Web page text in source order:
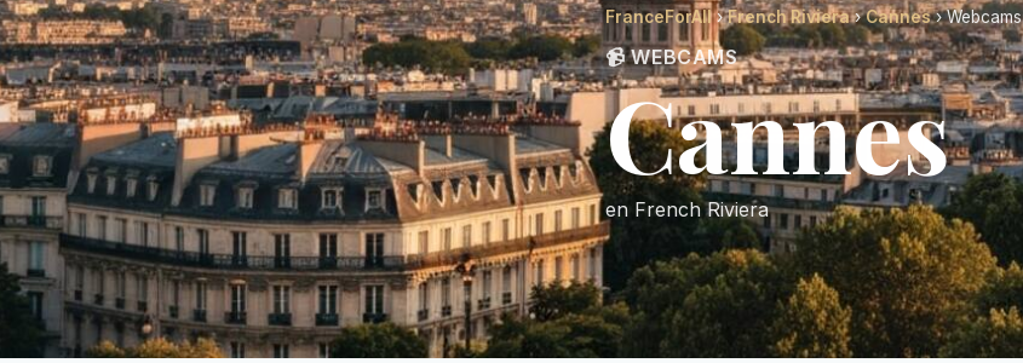
FranceForAll›French Riviera›Cannes› Webcams
📹 WEBCAMS
Cannes
en French Riviera